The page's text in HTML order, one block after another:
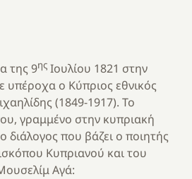
της 9ης Ιουλίου 1821 στην
υπέροχα ο Κύπριος εθνικός
(1849-1917). Το
γραμμένο στην κυπριακή
διάλογος που βάζει ο ποιητής
Κυπριανού και του
Αγά: